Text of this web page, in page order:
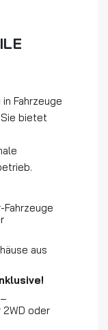
Fahrzeuge
bietet
aus
oder